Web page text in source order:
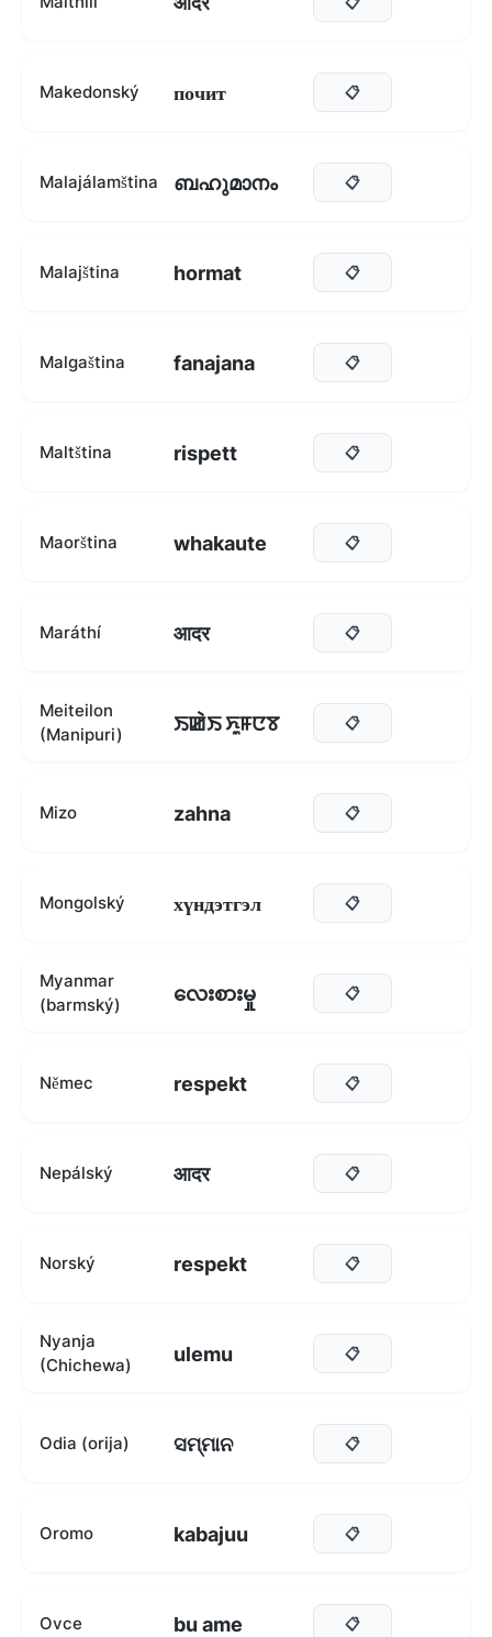
Makedonský почит 📋
Malajálamština ബഹുമാനം 📋
Malajština hormat 📋
Malgaština fanajana 📋
Maltština rispett 📋
Maorština whakaute 📋
Maráthí आदर 📋
Meiteilon
(Manipuri)
ꯏꯀꯥꯏ ꯈꯨꯝꯅꯕ 📋
Mizo zahna 📋
Mongolský хүндэтгэл 📋
Myanmar
(barmský)
လေးစားမှု 📋
Němec respekt 📋
Nepálský आदर 📋
Norský respekt 📋
Nyanja
(Chichewa)
ulemu 📋
Odia (orija) ସମ୍ମାନ 📋
Oromo kabajuu 📋
Ovce bu ame 📋